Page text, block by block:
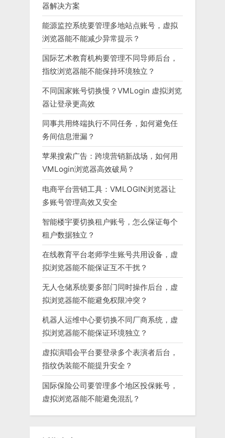
器解决方案
能源监控系统要管理多地站点账号，虚拟
浏览器能不能减少异常提示？
国际艺术教育机构要管理不同导师后台，
指纹浏览器能不能保持环境独立？
不同国家账号切换慢？VMLogin 虚拟浏览
器让登录更高效
同事共用终端执行不同任务，如何避免任
务间信息泄漏？
苹果搜索广告：跨境营销新战场，如何用
VMLogin浏览器高效破局？
电商平台营销工具：VMLOGIN浏览器让
多账号管理高效又安全
智能楼宇要切换租户账号，怎么保证每个
租户数据独立？
在线教育平台老师学生账号共用设备，虚
拟浏览器能不能保证互不干扰？
无人仓储系统要多部门同时操作后台，虚
拟浏览器能不能避免权限冲突？
机器人运维中心要切换不同厂商系统，虚
拟浏览器能不能保证环境独立？
虚拟演唱会平台要登录多个表演者后台，
指纹伪装能不能提升安全？
国际保险公司要管理多个地区投保账号，
虚拟浏览器能不能避免混乱？